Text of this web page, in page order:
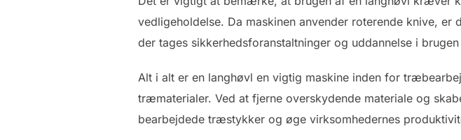
vedligeholdelse. Da maskinen anvender roterende knive,
der tages sikkerhedsforanstaltninger og uddannelse i
Alt i alt er en langhøvl en vigtig maskine inden for
træmaterialer. Ved at fjerne overskydende materiale og
bearbejdede træstykker og øge virksomhedernes